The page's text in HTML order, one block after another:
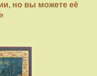
но вы можете её